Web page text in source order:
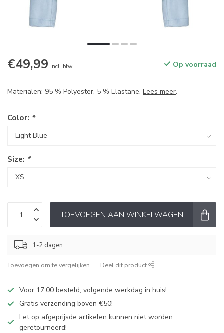
€49,99 Incl. btw Op voorraad
Materialen: 95 % Polyester, 5 % Elastane, Lees meer.
Color: *
Size: *
TOEVOEGEN AAN WINKELWAGEN
1-2 dagen
Toevoegen om te vergelijken Deel dit product
Voor 17:00 besteld, volgende werkdag in huis!
Gratis verzending boven €50!
Let op afgeprijsde artikelen kunnen niet worden
geretourneerd!